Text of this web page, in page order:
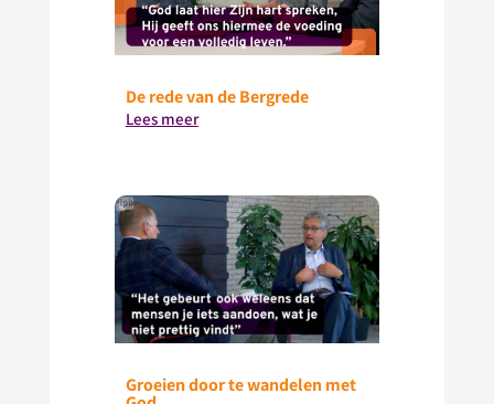
De rede van de Bergrede
Lees meer
Groeien door te wandelen met